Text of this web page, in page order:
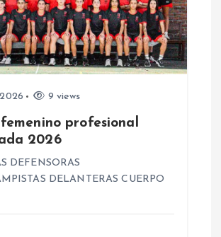
9 views
profesional
2026
DEFENSORAS
DELANTERAS CUERPO